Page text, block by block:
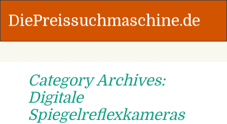
DiePreissuchmaschine.de
Category Archives:
Digitale
Spiegelreflexkameras